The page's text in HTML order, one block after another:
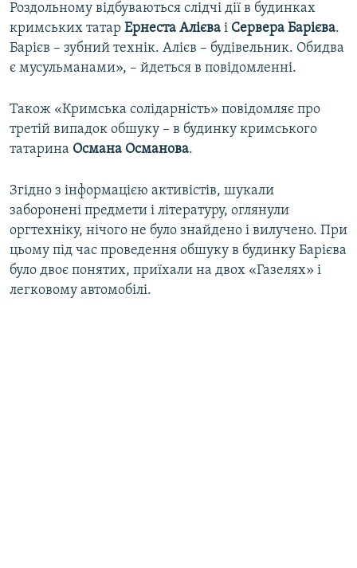
Роздольному відбуваються слідчі дії в будинках
кримських татар Ернеста Алієва і Сервера Барієва.
Барієв – зубний технік. Алієв – будівельник. Обидва
є мусульманами», – йдеться в повідомленні.
Також «Кримська солідарність» повідомляє про
третій випадок обшуку – в будинку кримського
татарина Османа Османова.
Згідно з інформацією активістів, шукали
заборонені предмети і літературу, оглянули
оргтехніку, нічого не було знайдено і вилучено. При
цьому під час проведення обшуку в будинку Барієва
було двоє понятих, приїхали на двох «Газелях» і
легковому автомобілі.